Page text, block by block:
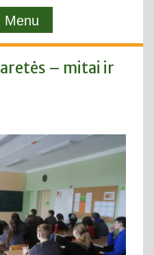
Menu
– mitai ir